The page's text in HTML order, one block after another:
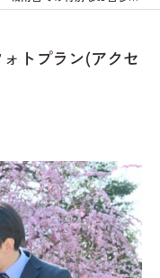
トプラン(アクセ